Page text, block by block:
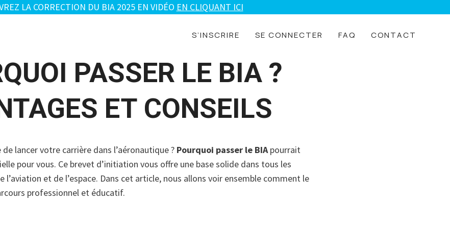
LA CORRECTION DU BIA 2025 EN VIDÉO EN CLIQUANT ICI
S’INSCRIRE SE CONNECTER FAQ CONTACT
PASSER LE BIA ?
ET CONSEILS
lancer votre carrière dans l’aéronautique ? Pourquoi passer le BIApourrait
pour vous. Ce brevet d’initiation vous offre une base solide dans tous les
l’aviation et de l’espace. Dans cet article, nous allons voir ensemble comment le
professionnel et éducatif.